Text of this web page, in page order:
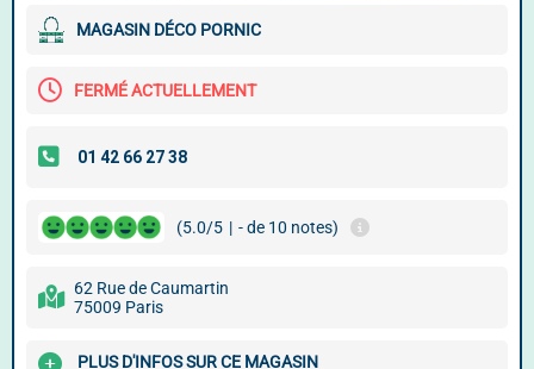
MAGASIN DÉCO PORNIC
FERMÉ ACTUELLEMENT
(5.0/5 | - de 10 notes)
62 Rue de Caumartin
75009 Paris
PLUS D'INFOS SUR CE MAGASIN